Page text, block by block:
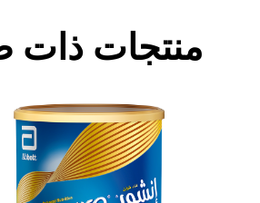
منتجات ذات